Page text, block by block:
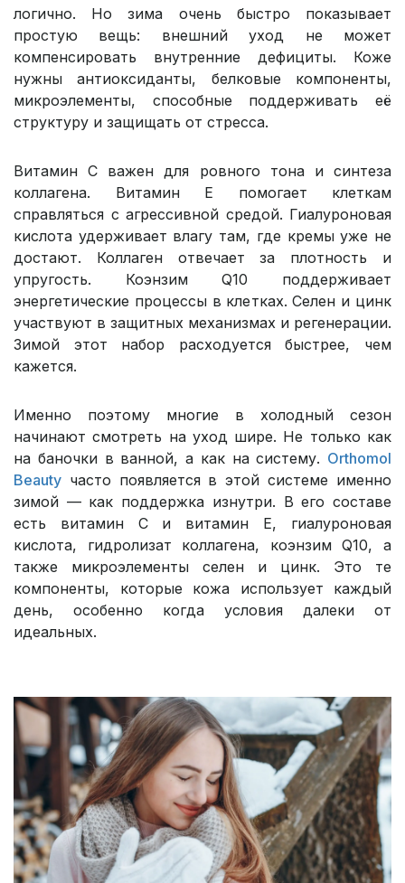
логично. Но зима очень быстро показывает
простую вещь: внешний уход не может
компенсировать внутренние дефициты. Коже
нужны антиоксиданты, белковые компоненты,
микроэлементы, способные поддерживать её
структуру и защищать от стресса.
Витамин C важен для ровного тона и синтеза
коллагена. Витамин E помогает клеткам
справляться с агрессивной средой. Гиалуроновая
кислота удерживает влагу там, где кремы уже не
достают. Коллаген отвечает за плотность и
упругость. Коэнзим Q10 поддерживает
энергетические процессы в клетках. Селен и цинк
участвуют в защитных механизмах и регенерации.
Зимой этот набор расходуется быстрее, чем
кажется.
Именно поэтому многие в холодный сезон
начинают смотреть на уход шире. Не только как
на баночки в ванной, а как на систему. Orthomol
Beauty часто появляется в этой системе именно
зимой — как поддержка изнутри. В его составе
есть витамин C и витамин E, гиалуроновая
кислота, гидролизат коллагена, коэнзим Q10, а
также микроэлементы селен и цинк. Это те
компоненты, которые кожа использует каждый
день, особенно когда условия далеки от
идеальных.